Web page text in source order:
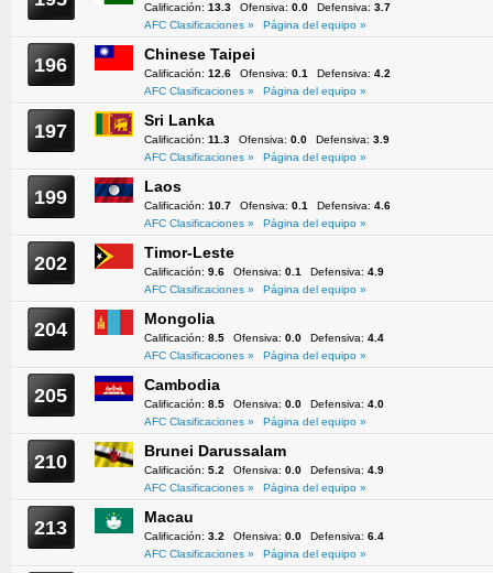
Calificación: 13.3 Ofensiva: 0.0 Defensiva: 3.7
AFC Clasificaciones »
Página del equipo »
196 Chinese Taipei
Calificación: 12.6 Ofensiva: 0.1 Defensiva: 4.2
AFC Clasificaciones »
Página del equipo »
197 Sri Lanka
Calificación: 11.3 Ofensiva: 0.0 Defensiva: 3.9
AFC Clasificaciones »
Página del equipo »
199 Laos
Calificación: 10.7 Ofensiva: 0.1 Defensiva: 4.6
AFC Clasificaciones »
Página del equipo »
202 Timor-Leste
Calificación: 9.6 Ofensiva: 0.1 Defensiva: 4.9
AFC Clasificaciones »
Página del equipo »
204 Mongolia
Calificación: 8.5 Ofensiva: 0.0 Defensiva: 4.4
AFC Clasificaciones »
Página del equipo »
205 Cambodia
Calificación: 8.5 Ofensiva: 0.0 Defensiva: 4.0
AFC Clasificaciones »
Página del equipo »
210 Brunei Darussalam
Calificación: 5.2 Ofensiva: 0.0 Defensiva: 4.9
AFC Clasificaciones »
Página del equipo »
213 Macau
Calificación: 3.2 Ofensiva: 0.0 Defensiva: 6.4
AFC Clasificaciones »
Página del equipo »